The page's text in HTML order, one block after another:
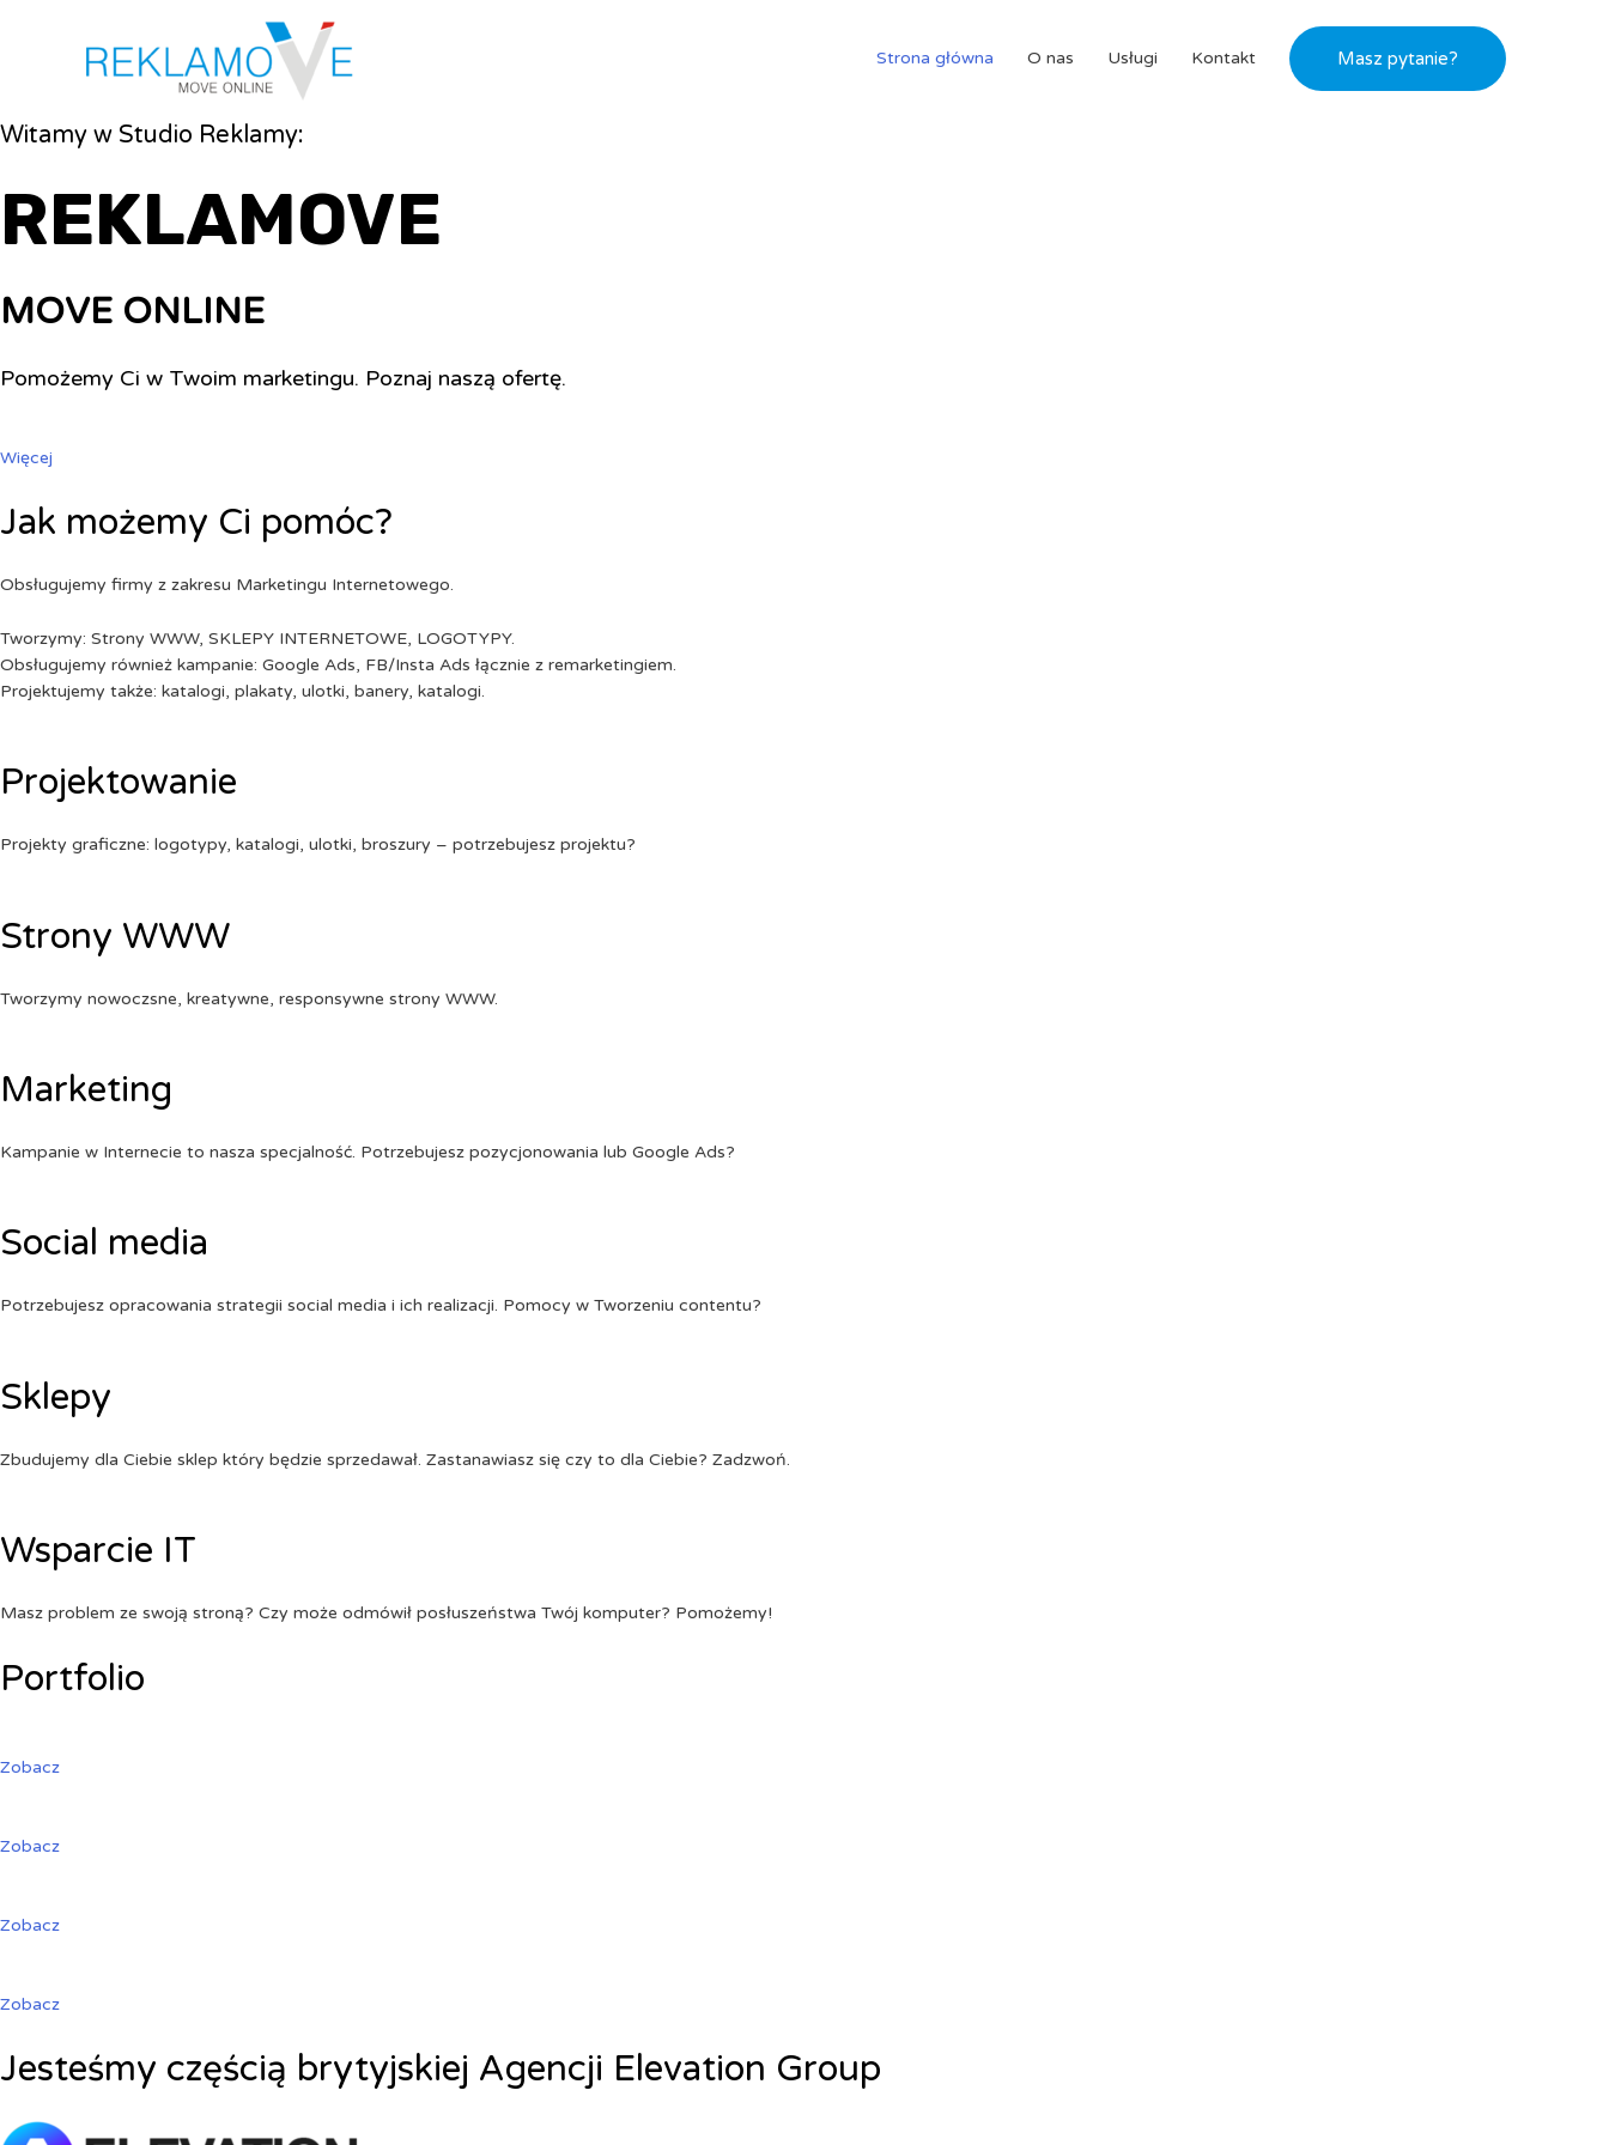
Strona główna O nas Usługi Kontakt Masz pytanie?
Witamy w Studio Reklamy:
REKLAMOVE
MOVE ONLINE
Pomożemy Ci w Twoim marketingu. Poznaj naszą ofertę.
Więcej
Jak możemy Ci pomóc?
Obsługujemy firmy z zakresu Marketingu Internetowego.
Tworzymy: Strony WWW, SKLEPY INTERNETOWE, LOGOTYPY.
Obsługujemy również kampanie: Google Ads, FB/Insta Ads łącznie z remarketingiem.
Projektujemy także: katalogi, plakaty, ulotki, banery, katalogi.
Projektowanie
Projekty graficzne: logotypy, katalogi, ulotki, broszury – potrzebujesz projektu?
Strony WWW
Tworzymy nowoczsne, kreatywne, responsywne strony WWW.
Marketing
Kampanie w Internecie to nasza specjalność. Potrzebujesz pozycjonowania lub Google Ads?
Social media
Potrzebujesz opracowania strategii social media i ich realizacji. Pomocy w Tworzeniu contentu?
Sklepy
Zbudujemy dla Ciebie sklep który będzie sprzedawał. Zastanawiasz się czy to dla Ciebie? Zadzwoń.
Wsparcie IT
Masz problem ze swoją stroną? Czy może odmówił posłuszeństwa Twój komputer? Pomożemy!
Portfolio
Zobacz
Zobacz
Zobacz
Zobacz
Jesteśmy częścią brytyjskiej Agencji Elevation Group